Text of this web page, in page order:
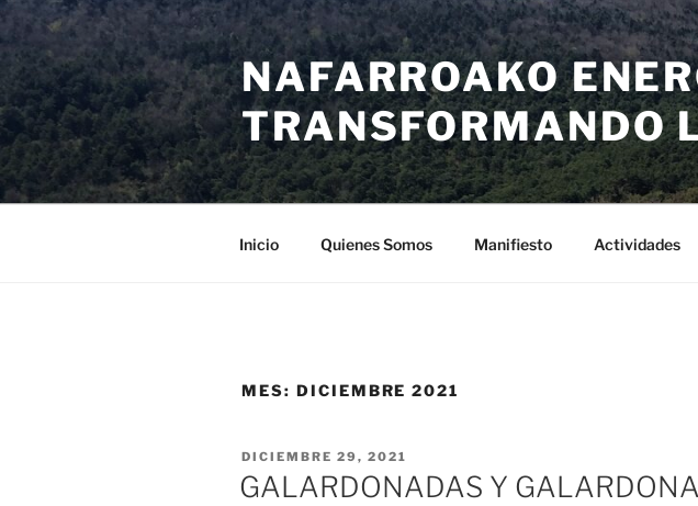
Saltar
al
contenido
NAFARROAKO
TRANSFORMANDO
Inicio Quienes Somos Manifiesto Actividades
MES: DICIEMBRE 2021
PUBLICADO
EL
DICIEMBRE 29, 2021
GALARDONADAS Y